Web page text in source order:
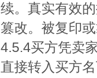
续。真实有效
篡改。被复印
4.5.4买方凭卖
直接转入买方